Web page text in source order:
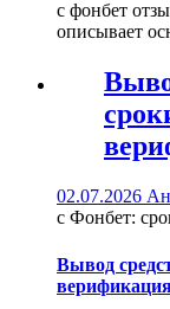
с фонбет
описывает
02.07.2026
с Фонбет:
Вывод